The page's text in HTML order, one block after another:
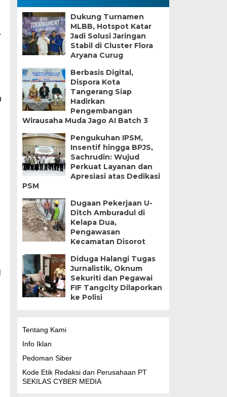
Dukung Turnamen
MLBB, Hotspot Katar
Jadi Solusi Jaringan
Stabil di Cluster Flora
Aryana Curug
Berbasis Digital,
Dispora Kota
Tangerang Siap
Hadirkan
Pengembangan
Wirausaha Muda Jago AI Batch 3
Pengukuhan IPSM,
Insentif hingga BPJS,
Sachrudin: Wujud
Perkuat Layanan dan
Apresiasi atas Dedikasi
PSM
Dugaan Pekerjaan U-
Ditch Amburadul di
Kelapa Dua,
Pengawasan
Kecamatan Disorot
Diduga Halangi Tugas
Jurnalistik, Oknum
Sekuriti dan Pegawai
FIF Tangcity Dilaporkan
ke Polisi
Tentang Kami
Info Iklan
Pedoman Siber
Kode Etik Redaksi dan Perusahaan PT
SEKILAS CYBER MEDIA